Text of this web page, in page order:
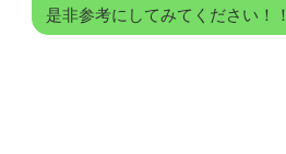
是非参考にしてみてください！！